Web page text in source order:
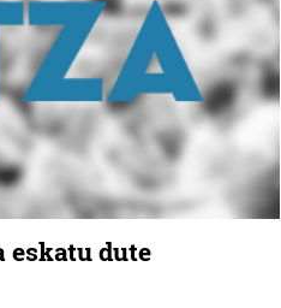
eskatu dute